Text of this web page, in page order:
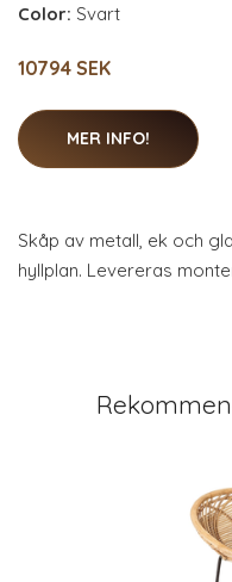
Color: Svart
10794 SEK
MER INFO!
Skåp av metall, ek och
hyllplan. Levereras